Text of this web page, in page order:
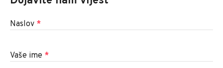
Naslov *
Vaše ime *